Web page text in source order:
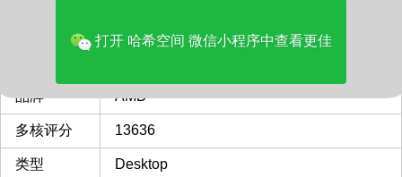
22%
品牌 AMD
多核评分 13636
类型 Desktop
打开 哈希空间 微信小程序中查看更佳